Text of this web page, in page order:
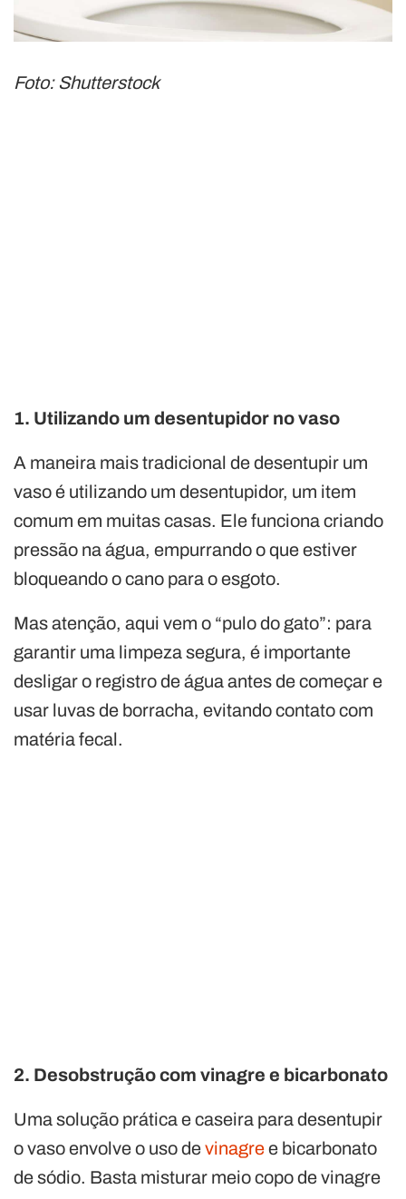
Foto: Shutterstock
1. Utilizando um desentupidor no vaso
A maneira mais tradicional de desentupir um
vaso é utilizando um desentupidor, um item
comum em muitas casas. Ele funciona criando
pressão na água, empurrando o que estiver
bloqueando o cano para o esgoto.
Mas atenção, aqui vem o “pulo do gato”: para
garantir uma limpeza segura, é importante
desligar o registro de água antes de começar e
usar luvas de borracha, evitando contato com
matéria fecal.
2. Desobstrução com vinagre e bicarbonato
Uma solução prática e caseira para desentupir
o vaso envolve o uso devinagree bicarbonato
de sódio. Basta misturar meio copo de vinagre